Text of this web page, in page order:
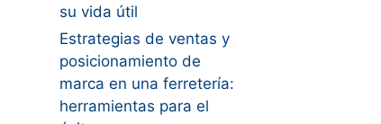
su vida útil
Estrategias de ventas y
posicionamiento de
marca en una ferretería:
herramientas para el